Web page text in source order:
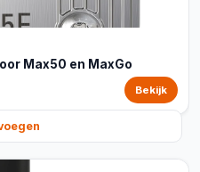
Max50 en MaxGo
Bekijk